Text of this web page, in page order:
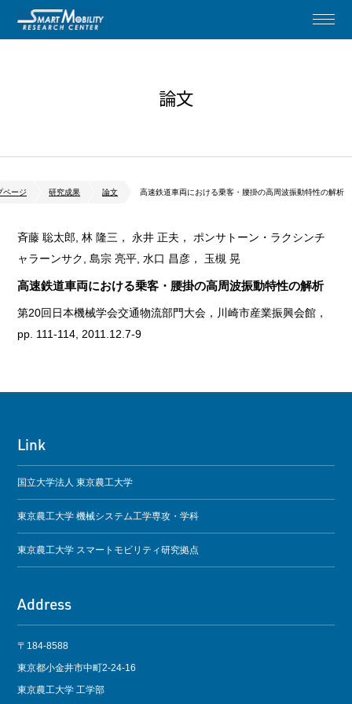
論文
ページ 研究成果 論文 高速鉄道車両における乗客・腰掛の高周波振動特性の解析
斉藤 聡太郎, 林 隆三， 永井 正夫， ポンサトーン・ラクシンチ
ャラーンサク, 島宗 亮平, 水口 昌彦， 玉槻 晃
高速鉄道車両における乗客・腰掛の高周波振動特性の解析
第20回日本機械学会交通物流部門大会，川崎市産業振興会館，
pp. 111-114, 2011.12.7-9
Link
国立大学法人 東京農工大学
東京農工大学 機械システム工学専攻・学科
東京農工大学 スマートモビリティ研究拠点
Address
〒184-8588
東京都小金井市中町2-24-16
東京農工大学 工学部